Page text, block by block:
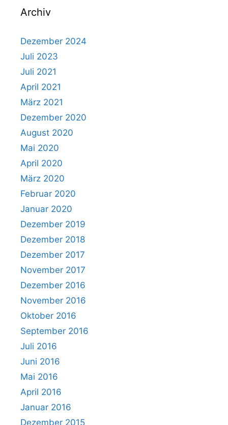
Archiv
Dezember 2024
Juli 2023
Juli 2021
April 2021
März 2021
Dezember 2020
August 2020
Mai 2020
April 2020
März 2020
Februar 2020
Januar 2020
Dezember 2019
Dezember 2018
Dezember 2017
November 2017
Dezember 2016
November 2016
Oktober 2016
September 2016
Juli 2016
Juni 2016
Mai 2016
April 2016
Januar 2016
Dezember 2015